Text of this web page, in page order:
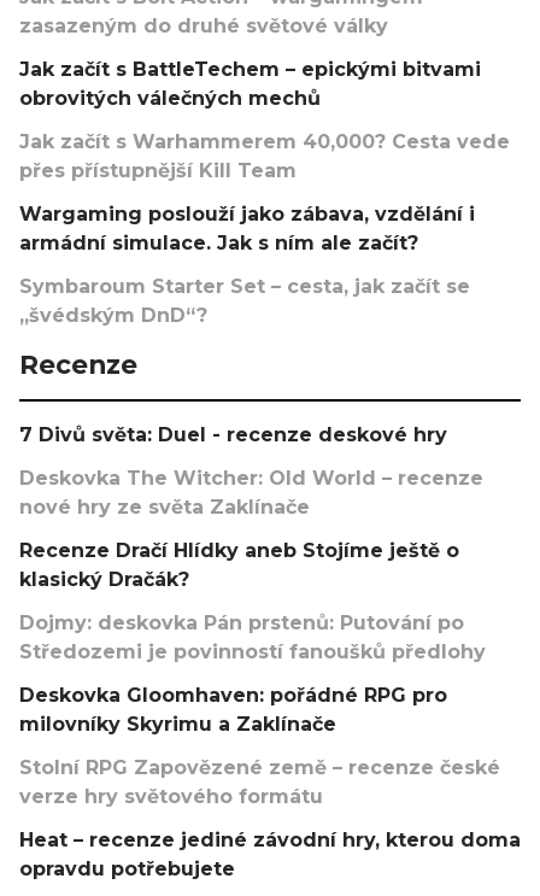
zasazeným do druhé světové války
Jak začít s BattleTechem – epickými bitvami
obrovitých válečných mechů
Jak začít s Warhammerem 40,000? Cesta vede
přes přístupnější Kill Team
Wargaming poslouží jako zábava, vzdělání i
armádní simulace. Jak s ním ale začít?
Symbaroum Starter Set – cesta, jak začít se
„švédským DnD“?
Recenze
7 Divů světa: Duel - recenze deskové hry
Deskovka The Witcher: Old World – recenze
nové hry ze světa Zaklínače
Recenze Dračí Hlídky aneb Stojíme ještě o
klasický Dračák?
Dojmy: deskovka Pán prstenů: Putování po
Středozemi je povinností fanoušků předlohy
Deskovka Gloomhaven: pořádné RPG pro
milovníky Skyrimu a Zaklínače
Stolní RPG Zapovězené země – recenze české
verze hry světového formátu
Heat – recenze jediné závodní hry, kterou doma
opravdu potřebujete